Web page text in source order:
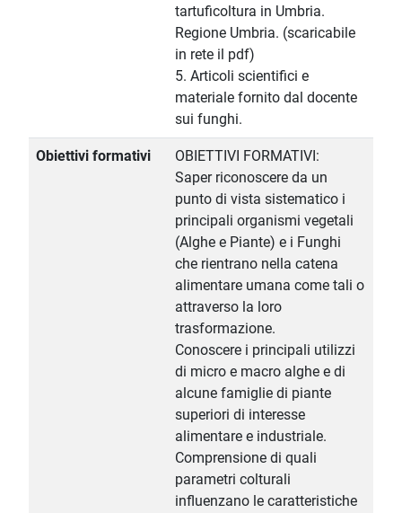
tartuficoltura in Umbria.
Regione Umbria. (scaricabile
in rete il pdf)
5. Articoli scientifici e
materiale fornito dal docente
sui funghi.
Obiettivi formativi
OBIETTIVI FORMATIVI:
Saper riconoscere da un
punto di vista sistematico i
principali organismi vegetali
(Alghe e Piante) e i Funghi
che rientrano nella catena
alimentare umana come tali o
attraverso la loro
trasformazione.
Conoscere i principali utilizzi
di micro e macro alghe e di
alcune famiglie di piante
superiori di interesse
alimentare e industriale.
Comprensione di quali
parametri colturali
influenzano le caratteristiche